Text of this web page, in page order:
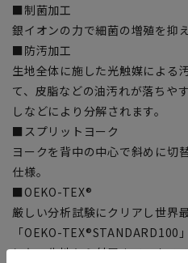
■制菌加工
銀イオンの力で細菌の増殖を抑
■防汚加工
生地全体に施した光触媒による
て、皮脂などの油汚れが落ちや
しなどにより分解されます。
■スプリットヨーク
ヨークを背中の中心で斜めに切
仕様。
■OEKO-TEX®
厳しい分析試験にクリアし世界
「OEKO-
した。生地から付属まで、すべ